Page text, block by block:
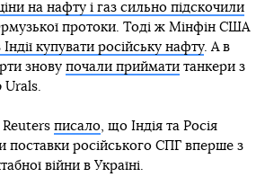
на нафту і газ сильно підскочили
протоки. Тоді ж Мінфін США
купувати російську нафту. А в
знову почали приймати танкери з
Urals.
Reuters писало, що Індія та Росія
поставки російського СПГ вперше з
війни в Україні.